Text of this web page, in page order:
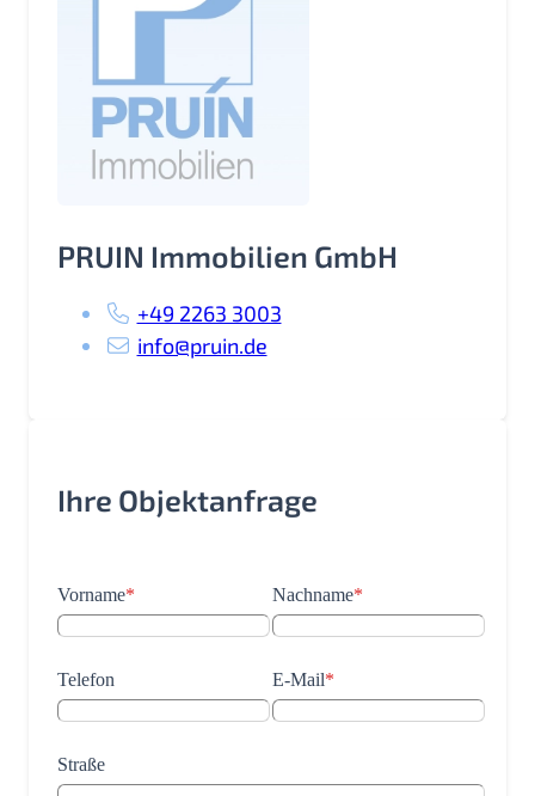
PRUIN Immobilien GmbH
+49 2263 3003
info@pruin.de
Ihre Objektanfrage
Vorname* Nachname*
Telefon E-Mail*
Straße